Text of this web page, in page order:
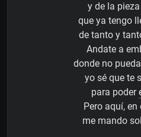
y de la
que ya tengo
de tanto y
Andate a
donde no
yo sé que te
para poder
Pero aquí, en
me mando